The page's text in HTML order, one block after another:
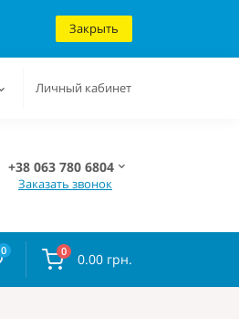
Закрыть
Личный кабинет
+38 063 780 6804
Заказать звонок
0 0 0.00 грн.